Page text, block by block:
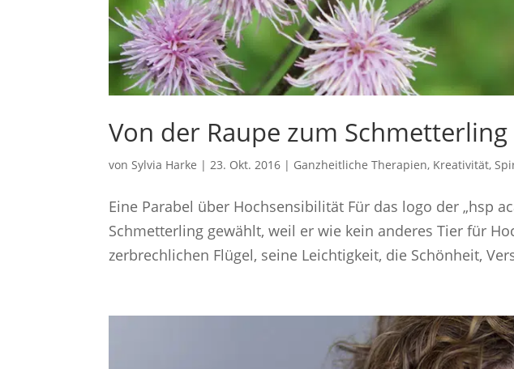
Von der Raupe zum Schmetterling
vonSylvia Harke |23. Okt. 2016 | Ganzheitliche Therapien, Kreativität,
Eine Parabel über Hochsensibilität Für das logo der „hsp
Schmetterling gewählt, weil er wie kein anderes Tier für
zerbrechlichen Flügel, seine Leichtigkeit, die Schönheit,